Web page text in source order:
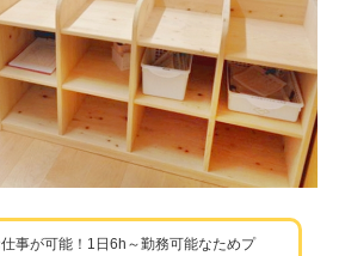
事が可能！1日6h～勤務可能なためプ